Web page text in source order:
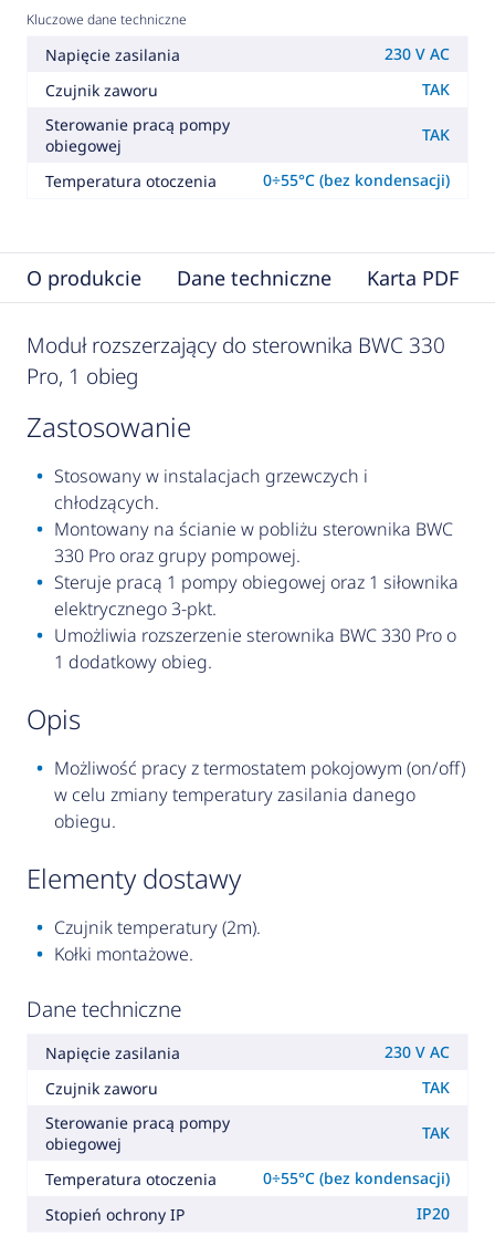
Kluczowe dane techniczne
Napięcie zasilania
230 V AC
Czujnik zaworu
TAK
Sterowanie pracą pompy
obiegowej
TAK
Temperatura otoczenia 0÷55°C (bez kondensacji)
O produkcie Dane techniczne Karta PDF
Moduł rozszerzający do sterownika BWC 330
Pro, 1 obieg
zastosowanie
Stosowany w instalacjach grzewczych i
chłodzących.
Montowany na ścianie w pobliżu sterownika BWC
330 Pro oraz grupy pompowej.
Steruje pracą 1 pompy obiegowej oraz 1 siłownika
elektrycznego 3-pkt.
Umożliwia rozszerzenie sterownika BWC 330 Pro o
1 dodatkowy obieg.
opis
Możliwość pracy z termostatem pokojowym (on/off)
w celu zmiany temperatury zasilania danego
obiegu.
elementy dostawy
Czujnik temperatury (2m).
Kołki montażowe.
Dane techniczne
Napięcie zasilania
230 V AC
Czujnik zaworu
TAK
Sterowanie pracą pompy
obiegowej
TAK
Temperatura otoczenia
0÷55°C (bez kondensacji)
Stopień ochrony IP
IP20